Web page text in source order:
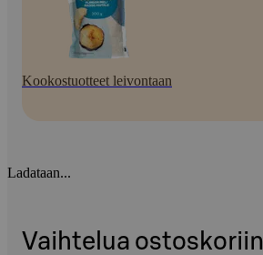
Kookostuotteet leivontaan
Ladataan...
Vaihtelua ostoskoriin